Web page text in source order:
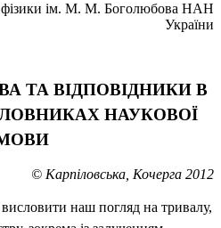
фізики ім. М. M. Боголюбова НАН
України
ТА ВІДПОВІДНИКИ В
НАУКОВОЇ
© Карпіловська, Кочерга 2012
наш погляд на тривалу,